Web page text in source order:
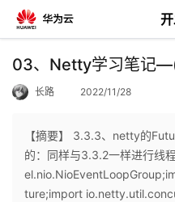
返
个
03、Netty学习笔记
长路 2022/11/28
【摘要】 3.3.3、netty的
的：同样与3.3.2一样进行线
ture;import